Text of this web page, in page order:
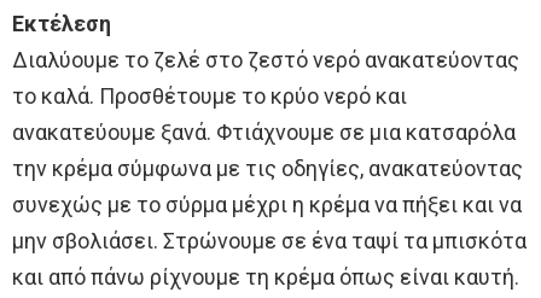
Εκτέλεση
Διαλύουμε το ζελέ στο ζεστό νερό ανακατεύοντας
το καλά. Προσθέτουμε το κρύο νερό και
ανακατεύουμε ξανά. Φτιάχνουμε σε μια κατσαρόλα
την κρέμα σύμφωνα με τις οδηγίες, ανακατεύοντας
συνεχώς με το σύρμα μέχρι η κρέμα να πήξει και να
μην σβολιάσει. Στρώνουμε σε ένα ταψί τα μπισκότα
και από πάνω ρίχνουμε τη κρέμα όπως είναι καυτή.